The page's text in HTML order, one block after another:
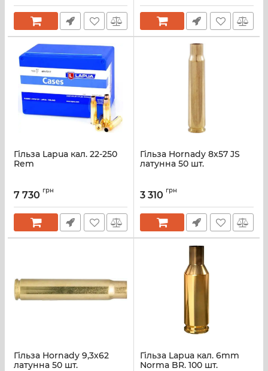
Гільза Lapua кал. 22-250
Rem
7 730 грн
Гільза Hornady 8х57 JS
латунна 50 шт.
3 310 грн
Гільза Hornady 9,3х62
латунна 50 шт.
Гільза Lapua кал. 6mm
Norma BR. 100 шт.